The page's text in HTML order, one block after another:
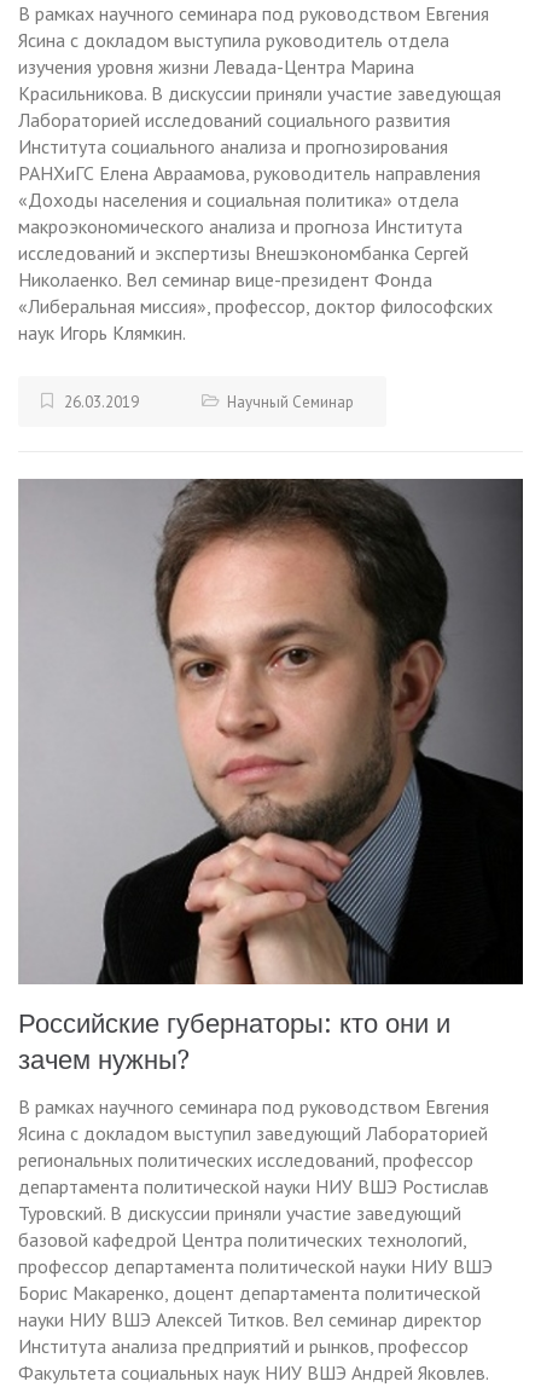
В рамках научного семинара под руководством Евгения
Ясина с докладом выступила руководитель отдела
изучения уровня жизни Левада-Центра Марина
Красильникова. В дискуссии приняли участие заведующая
Лабораторией исследований социального развития
Института социального анализа и прогнозирования
РАНХиГС Елена Авраамова, руководитель направления
«Доходы населения и социальная политика» отдела
макроэкономического анализа и прогноза Института
исследований и экспертизы Внешэкономбанка Сергей
Николаенко. Вел семинар вице-президент Фонда
«Либеральная миссия», профессор, доктор философских
наук Игорь Клямкин.
26.03.2019 Научный Семинар
Российские губернаторы: кто они и
зачем нужны?
В рамках научного семинара под руководством Евгения
Ясина с докладом выступил заведующий Лабораторией
региональных политических исследований, профессор
департамента политической науки НИУ ВШЭ Ростислав
Туровский. В дискуссии приняли участие заведующий
базовой кафедрой Центра политических технологий,
профессор департамента политической науки НИУ ВШЭ
Борис Макаренко, доцент департамента политической
науки НИУ ВШЭ Алексей Титков. Вел семинар директор
Института анализа предприятий и рынков, профессор
Факультета социальных наук НИУ ВШЭ Андрей Яковлев.